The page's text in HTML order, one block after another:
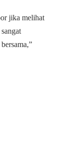
jika melihat